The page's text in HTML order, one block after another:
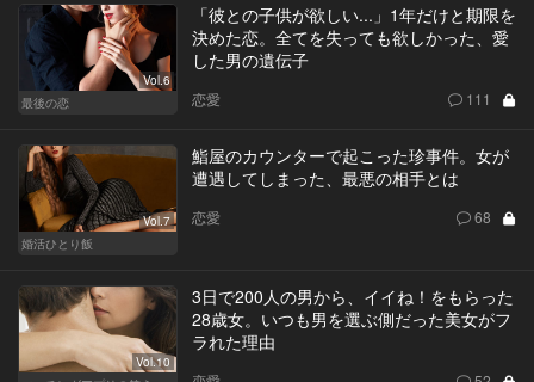
Vol.6
最後の恋
「彼との子供が欲しい...」1年だけと期限を
決めた恋。全てを失っても欲しかった、愛
した男の遺伝子
恋愛 111
Vol.7
婚活ひとり飯
鮨屋のカウンターで起こった珍事件。女が
遭遇してしまった、最悪の相手とは
恋愛 68
Vol.10
3日で200人の男から、イイね！をもらった
28歳女。いつも男を選ぶ側だった美女がフ
ラれた理由